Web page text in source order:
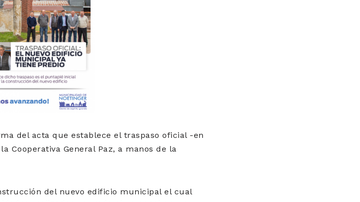
del acta que establece el traspaso oficial -en
Cooperativa General Paz, a manos de la
del nuevo edificio municipal el cual